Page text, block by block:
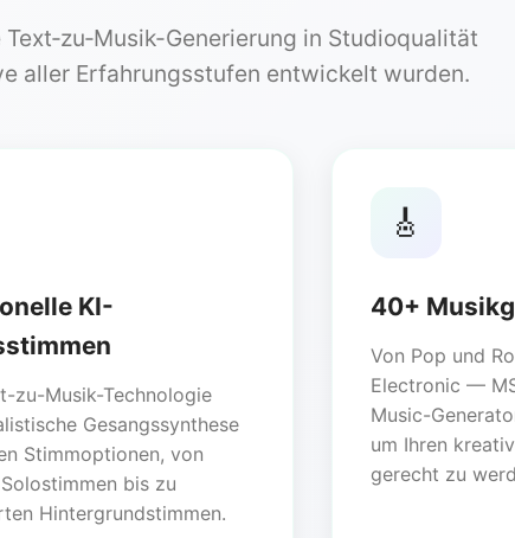
Generierung in Studioqualität
aller Erfahrungsstufen entwickelt wurden.
KI-
zu-Musik-Technologie
Gesangssynthese
Stimmoptionen, von
bis zu
Hintergrundstimmen.
🎸
40+
Von Pop und
Electronic —
Music-
um Ihren
gerecht zu